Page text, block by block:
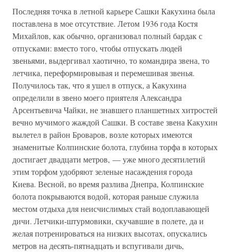
Последняя точка в летной карьере Сашки Какухина была
поставлена в мое отсутствие. Летом 1936 года Костя
Михайлов, как обычно, организовал полный бардак с
отпусками: вместо того, чтобы отпускать людей
звеньями, выдергивал хаотично, то командира звена, то
летчика, переформировывая и перемешивая звенья.
Получилось так, что я ушел в отпуск, а Какухина
определили в звено моего приятеля Александра
Арсентьевича Чайки, не знавшего планшетных хитростей
вечно мучимого жаждой Сашки. В составе звена Какухин
вылетел в район Броваров, возле которых имеются
знаменитые Колпинские болота, глубина торфа в которых
достигает двадцати метров, — уже много десятилетий
этим торфом удобряют зеленые насаждения города
Киева. Весной, во время разлива Днепра, Колпинские
болота покрываются водой, которая раньше служила
местом отдыха для неисчислимых стай водоплавающей
дичи. Летчики-штурмовики, скучавшие в полете, да и
желая потренироваться на низких высотах, опускались
метров на десять-пятнадцать и вспугивали дичь,